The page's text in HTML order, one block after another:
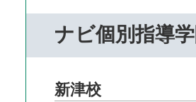
ナビ個別指導
新津校